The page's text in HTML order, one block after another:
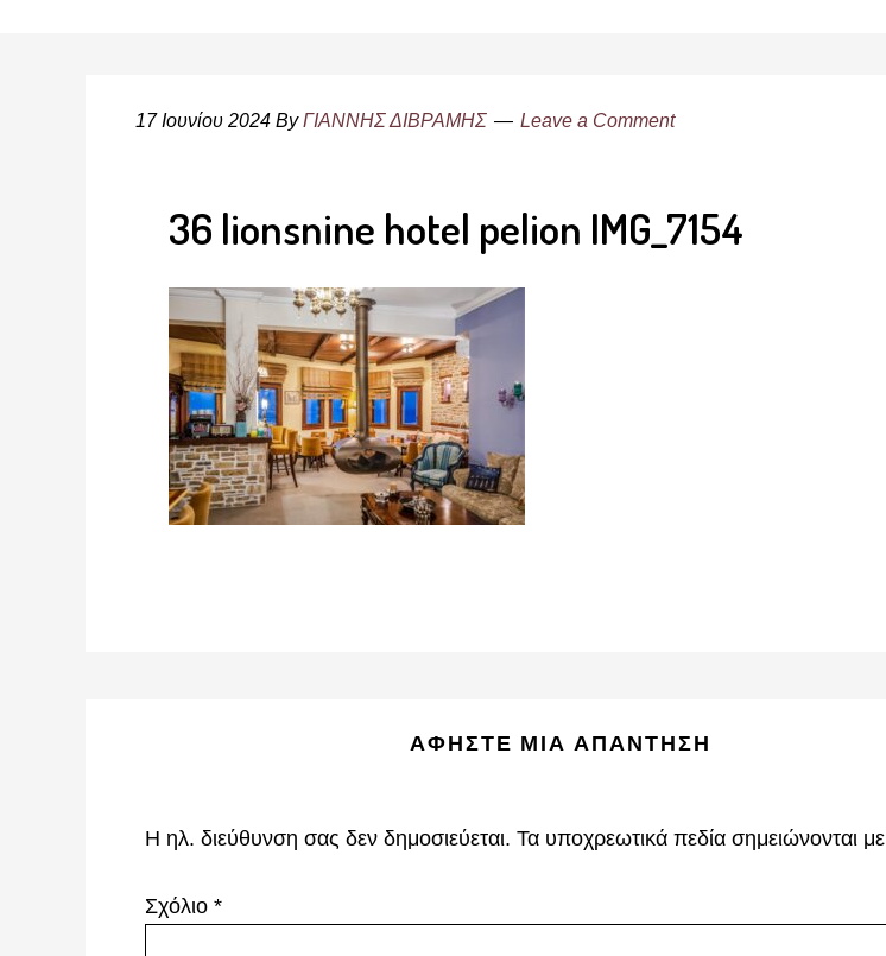
17 Ιουνίου 2024 ByΓΙΑΝΝΗΣ ΔΙΒΡΑΜΗΣ Leave a Comment
36 lionsnine hotel pelion IMG_7154
ΑΦΉΣΤΕ ΜΙΑ ΑΠΆΝΤΗΣΗ
Η ηλ. διεύθυνση σας δεν δημοσιεύεται. Τα υποχρεωτικά πεδία σημειώνονται με
Σχόλιο *